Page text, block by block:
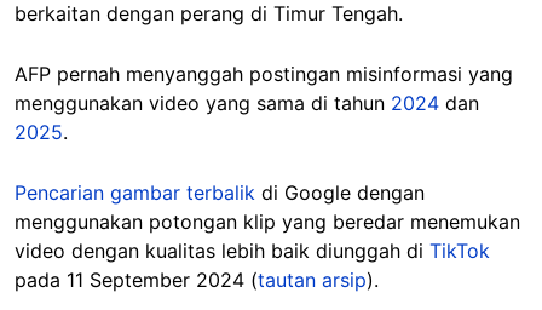
berkaitan dengan perang di Timur Tengah.
AFP pernah menyanggah postingan misinformasi yang
menggunakan video yang sama di tahun 2024 dan
2025.
Pencarian gambar terbalik di Google dengan
menggunakan potongan klip yang beredar menemukan
video dengan kualitas lebih baik diunggah di TikTok
pada 11 September 2024 (tautan arsip).